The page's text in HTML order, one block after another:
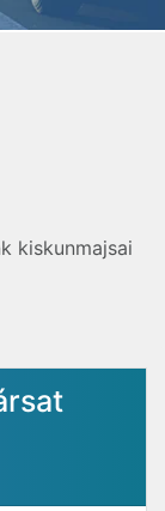
kiskunmajsai